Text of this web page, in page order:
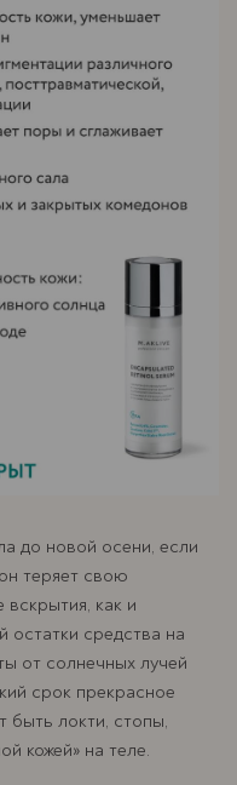
до новой осени, если
теряет свою
как и
остатки средства на
от солнечных лучей
срок прекрасное
быть локти, стопы,
кожей» на теле.